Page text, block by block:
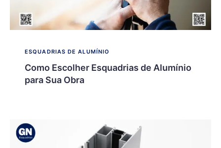
ESQUADRIAS DE ALUMÍNIO
Como Escolher Esquadrias de Alumínio
para Sua Obra